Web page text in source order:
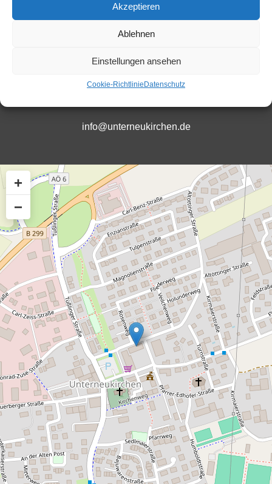
Akzeptieren
Ablehnen
Einstellungen ansehen
Cookie-Richtlinie Datenschutz
+49 (0)8634-9882-22
Öffnungszeiten
info@unterneukirchen.de
+
−